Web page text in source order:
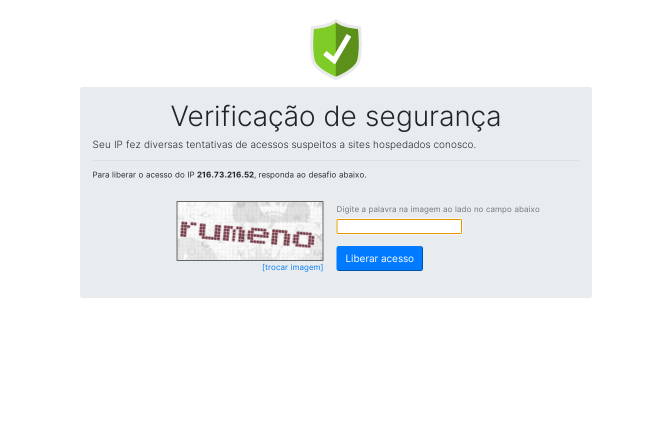
Verificação de segurança
Seu IP fez diversas tentativas de acessos suspeitos a sites hospedados conosco.
Para liberar o acesso do IP 216.73.216.52, responda ao desafio abaixo.
[trocar imagem]
Digite a palavra na imagem ao lado no campo abaixo